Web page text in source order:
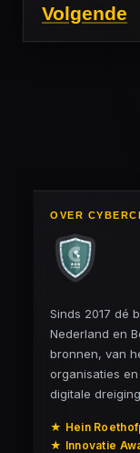
Volgende
OVER
Sinds 2017 dé
Nederland en
bronnen, van
organisaties
digitale
★ Hein
★ Innovatie